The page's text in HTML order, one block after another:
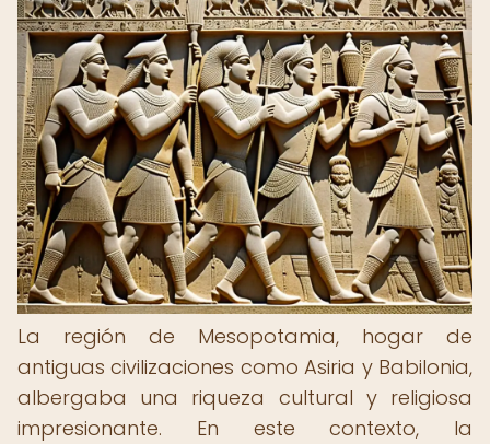
La región de Mesopotamia, hogar de
antiguas civilizaciones como Asiria y Babilonia,
albergaba una riqueza cultural y religiosa
impresionante. En este contexto, la